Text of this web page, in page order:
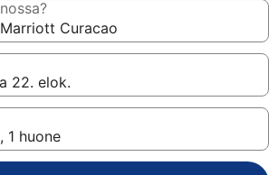
Curacao
22. elok.
1 huone